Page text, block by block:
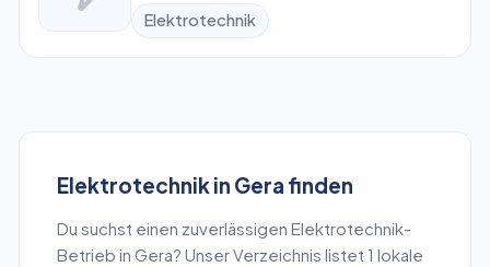
Elektrotechnik
Elektrotechnikin Gera finden
Du suchst einen zuverlässigen Elektrotechnik-
Betrieb in Gera? Unser Verzeichnis listet 1 lokale